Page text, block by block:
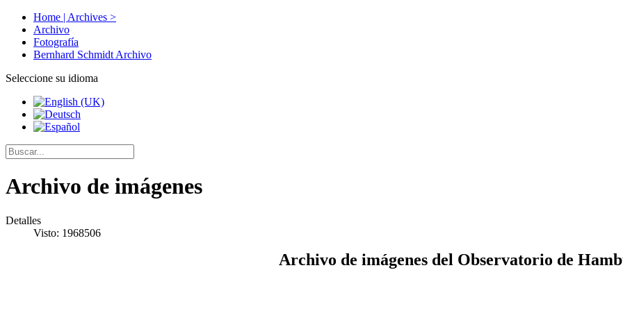
Home | Archives >
Archivo
Fotografía
Bernhard Schmidt Archivo
Seleccione su idioma
Archivo de imágenes
Detalles
Visto: 1968506
Archivo de imágenes del Observatorio de